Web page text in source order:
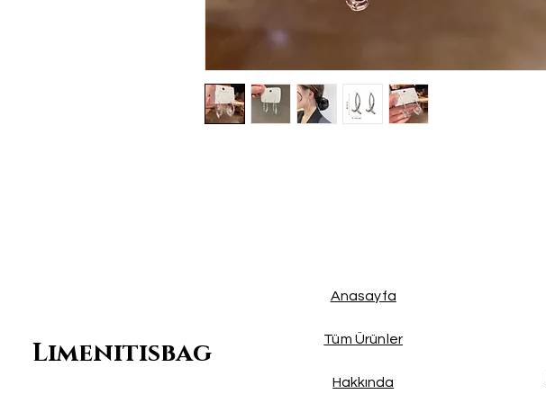
Limenitisbag
Anasayfa
Tüm Ürünler
Hakkında